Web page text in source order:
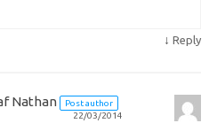
Reply
↓
Nathan
Post author
22/03/2014